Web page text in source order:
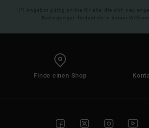
(*) Angebot gültig online für alle, die sich neu
Bedingungen findest du in deiner
Finde einen Shop